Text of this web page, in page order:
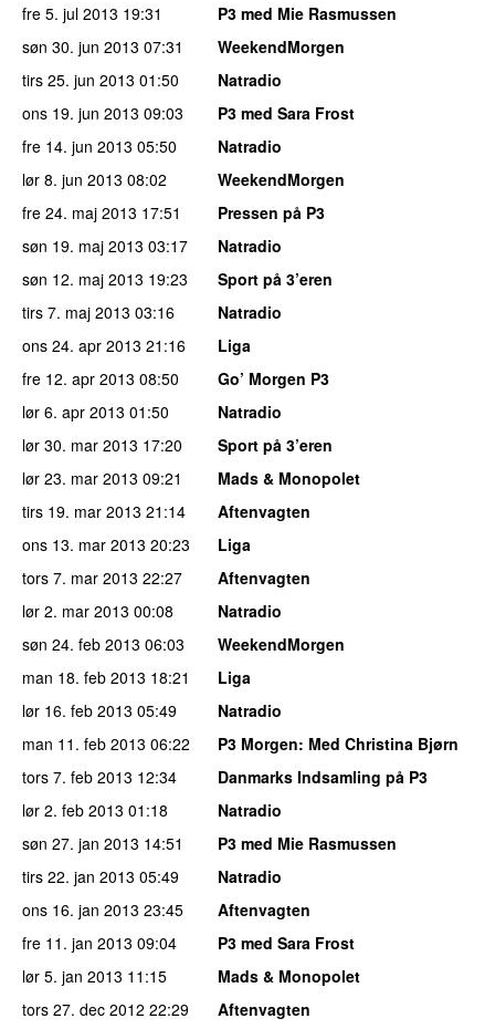
fre 5. jul 2013 19:31
P3 med Mie Rasmussen
søn 30. jun 2013 07:31
WeekendMorgen
tirs 25. jun 2013 01:50
Natradio
ons 19. jun 2013 09:03
P3 med Sara Frost
fre 14. jun 2013 05:50
Natradio
lør 8. jun 2013 08:02
WeekendMorgen
fre 24. maj 2013 17:51
Pressen på P3
søn 19. maj 2013 03:17
Natradio
søn 12. maj 2013 19:23
Sport på 3’eren
tirs 7. maj 2013 03:16
Natradio
ons 24. apr 2013 21:16
Liga
fre 12. apr 2013 08:50
Go’ Morgen P3
lør 6. apr 2013 01:50
Natradio
lør 30. mar 2013 17:20
Sport på 3’eren
lør 23. mar 2013 09:21
Mads & Monopolet
tirs 19. mar 2013 21:14
Aftenvagten
ons 13. mar 2013 20:23
Liga
tors 7. mar 2013 22:27
Aftenvagten
lør 2. mar 2013 00:08
Natradio
søn 24. feb 2013 06:03
WeekendMorgen
man 18. feb 2013 18:21
Liga
lør 16. feb 2013 05:49
Natradio
man 11. feb 2013 06:22 P3 Morgen: Med Christina Bjørn
tors 7. feb 2013 12:34
Danmarks Indsamling på P3
lør 2. feb 2013 01:18
Natradio
søn 27. jan 2013 14:51
P3 med Mie Rasmussen
tirs 22. jan 2013 05:49
Natradio
ons 16. jan 2013 23:45
Aftenvagten
fre 11. jan 2013 09:04
P3 med Sara Frost
lør 5. jan 2013 11:15
Mads & Monopolet
tors 27. dec 2012 22:29
Aftenvagten